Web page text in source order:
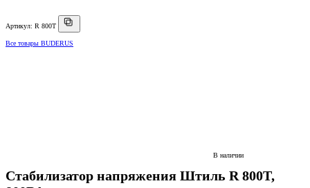
Артикул: R 800T
Все товары BUDERUS
В наличии
Стабилизатор напряжения Штиль R 800T,